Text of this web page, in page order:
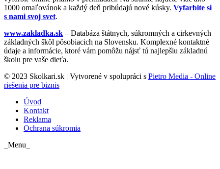
1000 omaľovánok a každý deň pribúdajú nové kúsky. Vyfarbite si
s nami svoj svet.
www.zakladka.sk – Databáza štátnych, súkromných a cirkevných
základných škôl pôsobiacich na Slovensku. Komplexné kontaktné
údaje a informácie, ktoré vám pomôžu nájsť tú najlepšiu základnú
školu pre vaše dieťa.
© 2023 Skolkari.sk | Vytvorené v spolupráci s Pietro Media - Online
riešenia pre biznis
Úvod
Kontakt
Reklama
Ochrana súkromia
_Menu_